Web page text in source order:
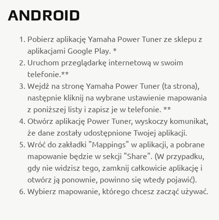
ANDROID
Pobierz aplikację Yamaha Power Tuner ze sklepu z
aplikacjami Google Play. *
Uruchom przeglądarkę internetową w swoim
telefonie.**
Wejdź na stronę Yamaha Power Tuner (ta strona),
następnie kliknij na wybrane ustawienie mapowania
z poniższej listy i zapisz je w telefonie. **
Otwórz aplikację Power Tuner, wyskoczy komunikat,
że dane zostały udostępnione Twojej aplikacji.
Wróć do zakładki "Mappings" w aplikacji, a pobrane
mapowanie będzie w sekcji "Share". (W przypadku,
gdy nie widzisz tego, zamknij całkowicie aplikację i
otwórz ją ponownie, powinno się wtedy pojawić).
Wybierz mapowanie, którego chcesz zacząć używać.